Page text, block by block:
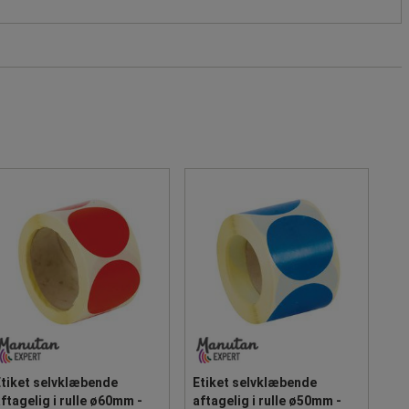
selvklæbende
i rulle ø60mm -
Etiket selvklæbende
aftagelig i rulle ø50mm -